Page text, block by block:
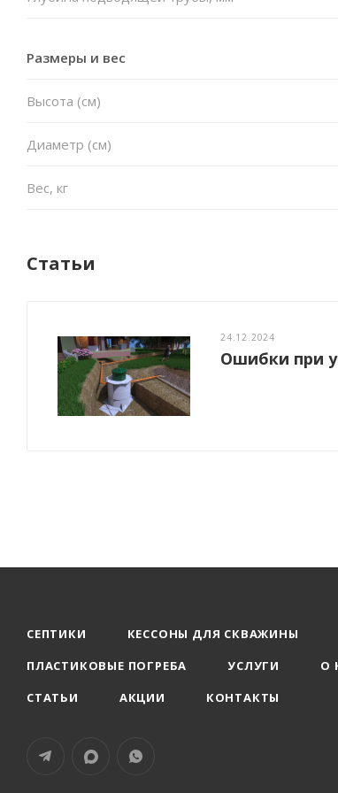
Размеры и вес
Высота (см)
Диаметр (см)
Вес, кг
Статьи
24.12.2024
Ошибки при
СЕПТИКИ
КЕССОНЫ ДЛЯ СКВАЖИНЫ
ПЛАСТИКОВЫЕ ПОГРЕБА
УСЛУГИ
О
СТАТЬИ
АКЦИИ КОНТАКТЫ